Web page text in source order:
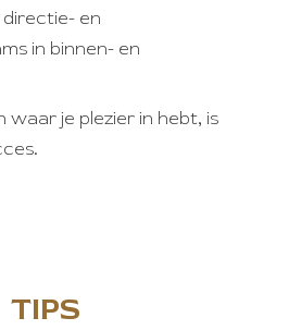
en
in binnen- en
waar je plezier in hebt, is
TIPS